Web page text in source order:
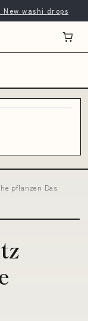
washi drops
pflanzen Das